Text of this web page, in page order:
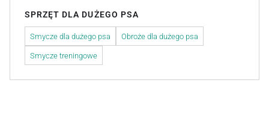
SPRZĘT DLA DUŻEGO PSA
Smycze dla dużego psa Obroże dla dużego psa
Smycze treningowe